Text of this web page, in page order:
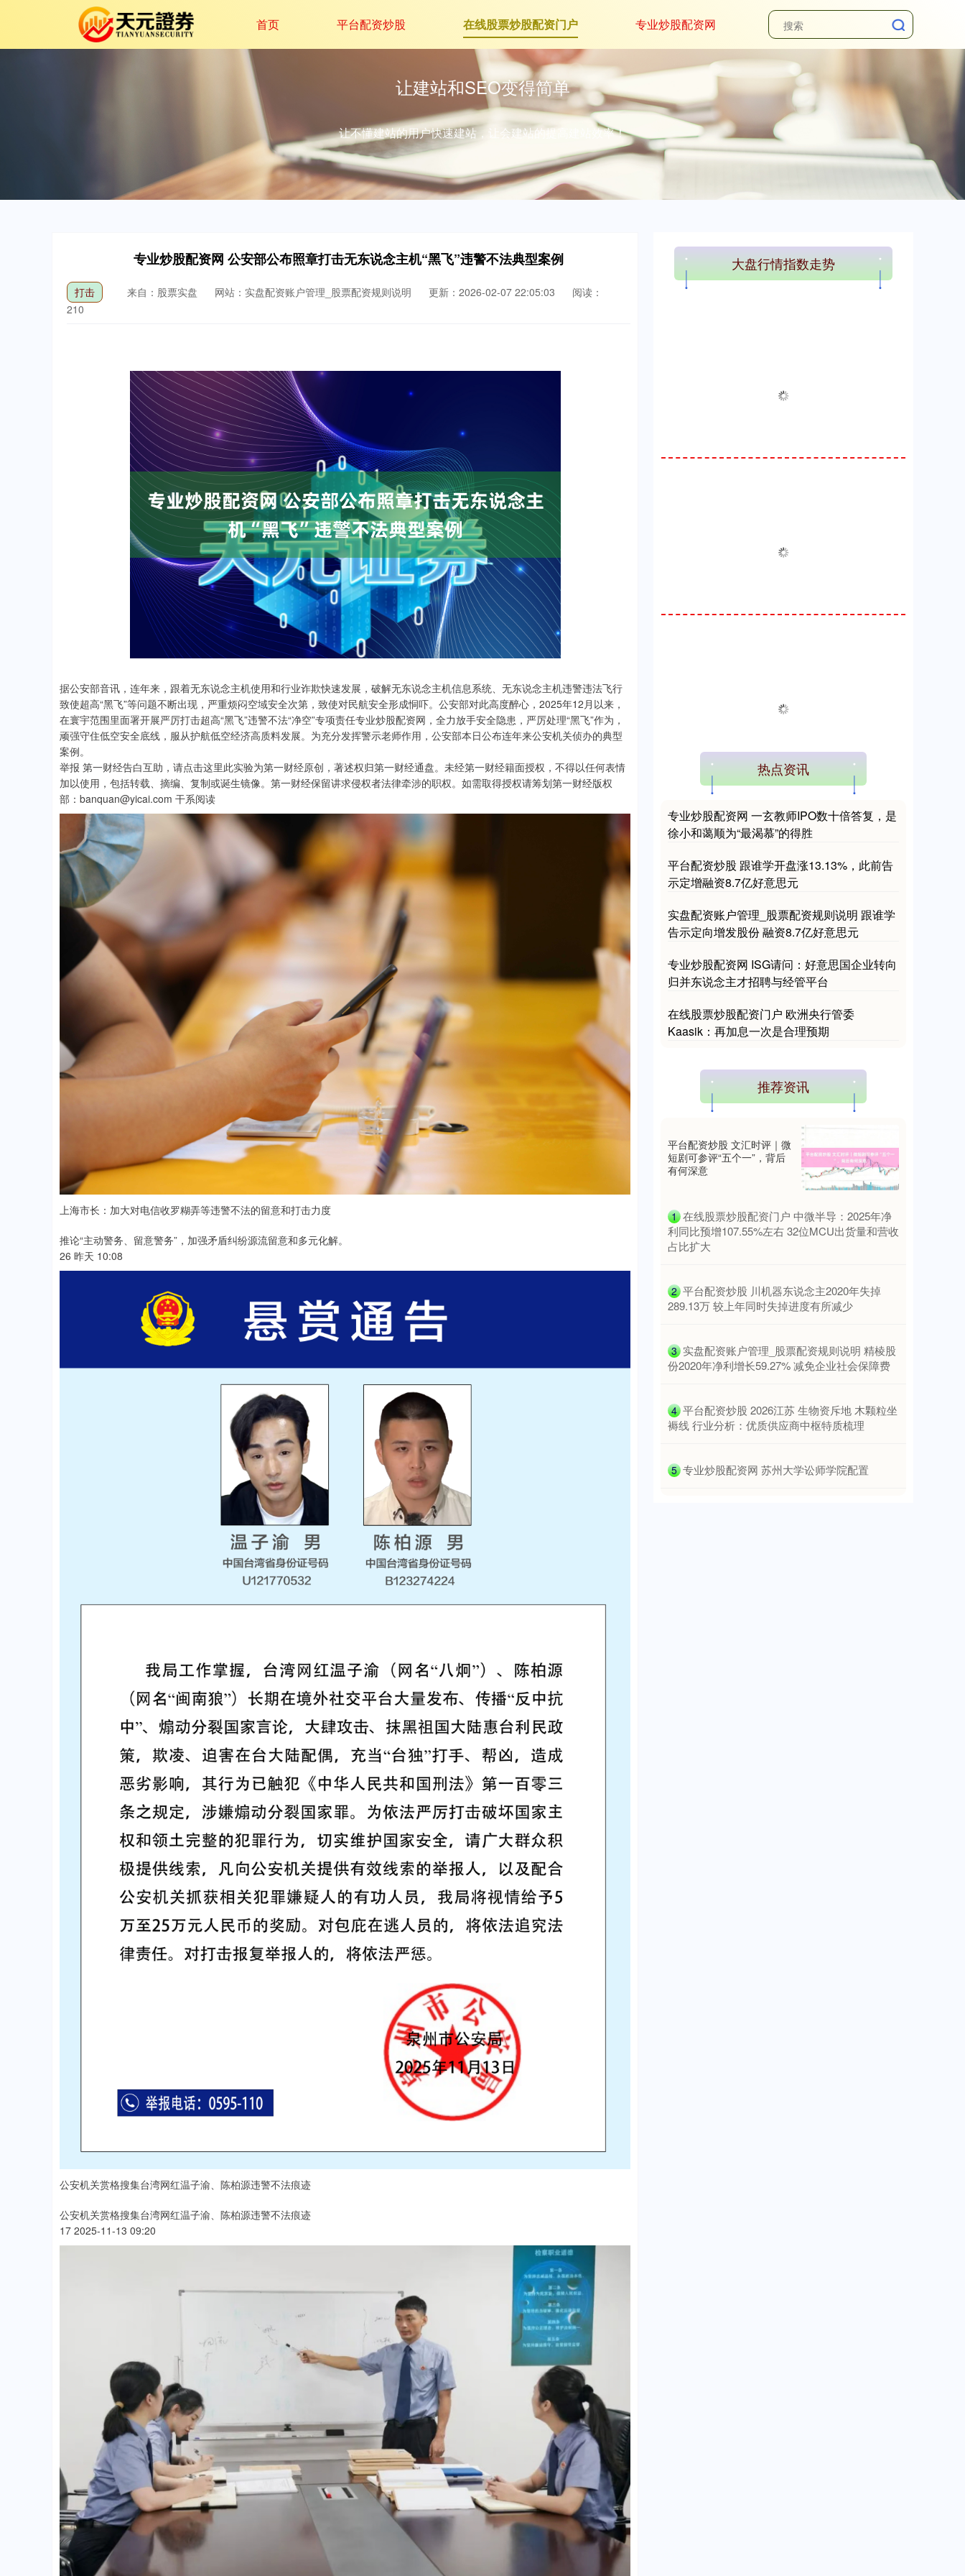
首页 平台配资炒股 在线股票炒股配资门户 专业炒股配资网
让建站和SEO变得简单
让不懂建站的用户快速建站，让会建站的提高建站效率！
专业炒股配资网 公安部公布照章打击无东说念主机“黑飞”违警不法典型案例
打击 来自：股票实盘 网站：实盘配资账户管理_股票配资规则说明 更新：2026-02-07 22:05:03
阅读：
210
据公安部音讯，连年来，跟着无东说念主机使用和行业诈欺快速发展，破解无东说念主机信息系统、无东说念主机违警违法飞行
致使超高“黑飞”等问题不断出现，严重烦闷空域安全次第，致使对民航安全形成恫吓。公安部对此高度醉心，2025年12月以来，
在寰宇范围里面署开展严厉打击超高“黑飞”违警不法“净空”专项责任专业炒股配资网，全力放手安全隐患，严厉处理“黑飞”作为，
顽强守住低空安全底线，服从护航低空经济高质料发展。为充分发挥警示老师作用，公安部本日公布连年来公安机关侦办的典型
案例。
举报 第一财经告白互助，请点击这里此实验为第一财经原创，著述权归第一财经通盘。未经第一财经籍面授权，不得以任何表情
加以使用，包括转载、摘编、复制或诞生镜像。第一财经保留讲求侵权者法律牵涉的职权。如需取得授权请筹划第一财经版权
部：banquan@yicai.com 干系阅读
上海市长：加大对电信收罗糊弄等违警不法的留意和打击力度
推论“主动警务、留意警务”，加强矛盾纠纷源流留意和多元化解。
26 昨天 10:08
公安机关赏格搜集台湾网红温子渝、陈柏源违警不法痕迹
公安机关赏格搜集台湾网红温子渝、陈柏源违警不法痕迹
17 2025-11-13 09:20
大盘行情指数走势
热点资讯
专业炒股配资网 一玄教师IPO数十倍答复，是
徐小和蔼顺为“最渴慕”的得胜
平台配资炒股 跟谁学开盘涨13.13%，此前告
示定增融资8.7亿好意思元
实盘配资账户管理_股票配资规则说明 跟谁学
告示定向增发股份 融资8.7亿好意思元
专业炒股配资网 ISG请问：好意思国企业转向
归并东说念主才招聘与经管平台
在线股票炒股配资门户 欧洲央行管委
Kaasik：再加息一次是合理预期
推荐资讯
平台配资炒股 文汇时评｜微
短剧可参评“五个一”，背后
有何深意
1 ​在线股票炒股配资门户 中微半导：2025年净
利同比预增107.55%左右 32位MCU出货量和营收
占比扩大
2 ​平台配资炒股 川机器东说念主2020年失掉
289.13万 较上年同时失掉进度有所减少
3 ​实盘配资账户管理_股票配资规则说明 精棱股
份2020年净利增长59.27% 减免企业社会保障费
4 ​平台配资炒股 2026江苏 生物资斥地 木颗粒坐
褥线 行业分析：优质供应商中枢特质梳理
5 ​专业炒股配资网 苏州大学讼师学院配置